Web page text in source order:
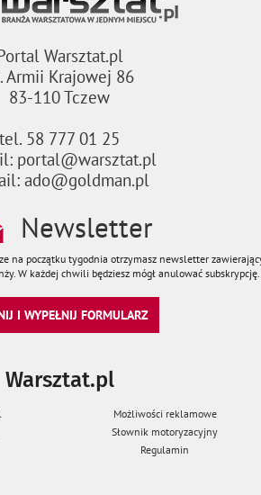
Warsztat.pl
Armii Krajowej 86
83-110 Tczew
tel. 58 777 01 25
portal@warsztat.pl
ado@goldman.pl
Newsletter
na początku tygodnia otrzymasz newsletter
W każdej chwili będziesz mógł anulować subskrypcję.
I WYPEŁNIJ FORMULARZ
Warsztat.pl
Możliwości reklamowe
Słownik motoryzacyjny
Regulamin